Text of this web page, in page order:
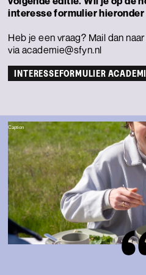
interesse formulierhieronder
Heb je een vraag? Mail dan
via academie@sfyn.nl
INTERESSEFORMULIER
Caption